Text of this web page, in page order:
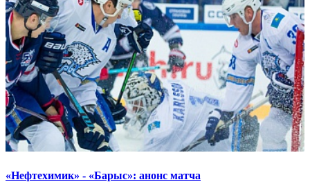
«Нефтехимик» - «Барыс»: анонс матча